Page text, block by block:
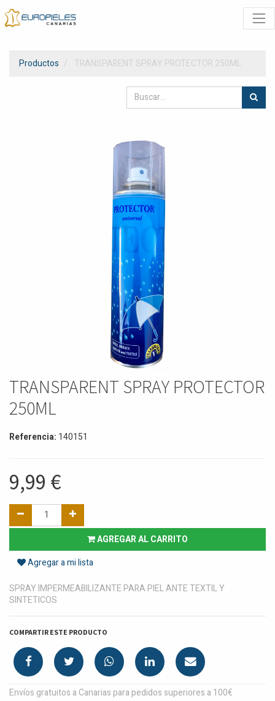
Productos TRANSPARENT SPRAY PROTECTOR 250ML
TRANSPARENT SPRAY PROTECTOR
250ML
Referencia: 140151
9,99 €
AGREGAR AL CARRITO
Agregar a mi lista
SPRAY IMPERMEABILIZANTE PARA PIEL ANTE TEXTIL Y
SINTETICOS
COMPARTIR ESTE PRODUCTO
Envíos gratuitos a Canarias para pedidos superiores a 100€